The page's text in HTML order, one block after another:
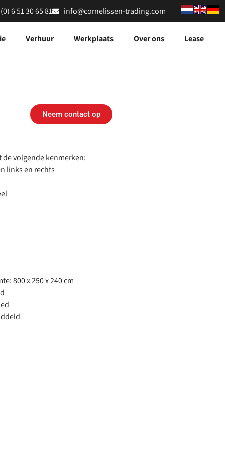
6 51 30 65 81 info@cornelissen-trading.com
Verhuur Werkplaats Over ons Lease
Neem contact op
de volgende kenmerken:
links en rechts
800 x 250 x 240 cm